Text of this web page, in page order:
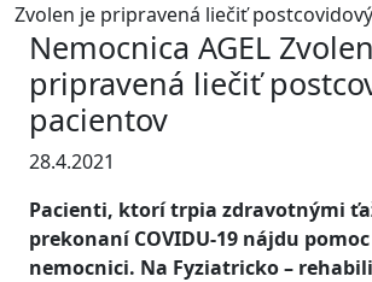
Zvolen je pripravená liečiť
Nemocnica AGEL
pripravená liečiť
pacientov
28.4.2021
Pacienti, ktorí trpia zdravotnými
prekonaní COVIDU-19 nájdu
nemocnici. Na Fyziatricko –